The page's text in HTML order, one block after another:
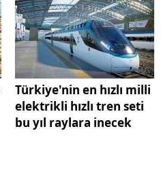
Türkiye'nin en hızlı milli
elektrikli hızlı tren seti
bu yıl raylara inecek